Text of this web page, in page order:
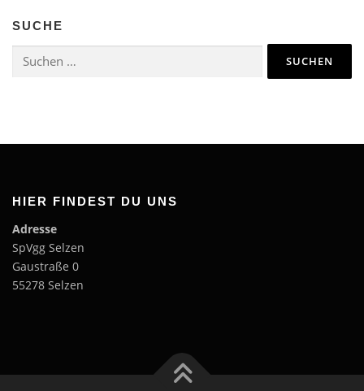
SUCHE
nach:
HIER FINDEST DU UNS
Adresse
SpVgg Selzen
Gaustraße 0
55278 Selzen